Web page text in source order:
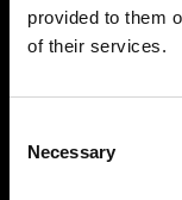
provided to them
of their services.
Selection
Necessary
Inscrivez-vous à
concernant Simple